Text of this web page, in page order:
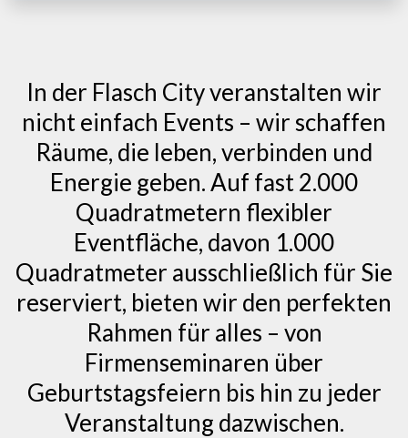
In der Flasch City veranstalten wir
nicht einfach Events – wir schaffen
Räume, die leben, verbinden und
Energie geben. Auf fast 2.000
Quadratmetern flexibler
Eventfläche, davon 1.000
Quadratmeter ausschließlich für Sie
reserviert, bieten wir den perfekten
Rahmen für alles – von
Firmenseminaren über
Geburtstagsfeiern bis hin zu jeder
Veranstaltung dazwischen.